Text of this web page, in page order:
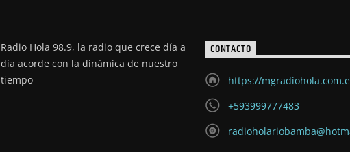
Radio Hola 98.9, la radio que crece día a
día acorde con la dinámica de nuestro
tiempo
CONTACTO
https://
+593999777483